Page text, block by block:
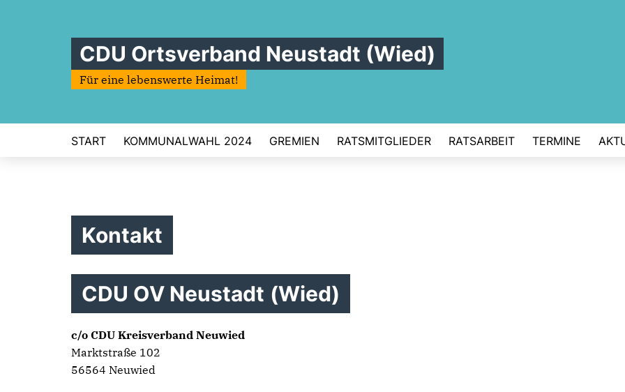
CDU Ortsverband Neustadt (Wied)
Für eine lebenswerte Heimat!
START KOMMUNALWAHL 2024 GREMIEN RATSMITGLIEDER RATSARBEIT TERMINE
Kontakt
CDU OV Neustadt (Wied)
c/o CDU Kreisverband Neuwied
Marktstraße 102
56564 Neuwied